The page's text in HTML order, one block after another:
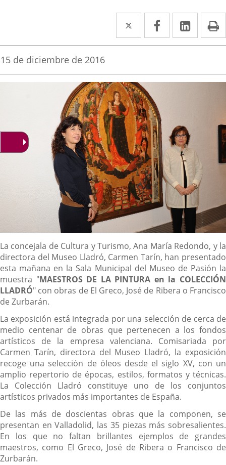
Twitter
Enlace
a
aplicación
externa.
Facebook
Enlace
a
aplicación
Enlace
a
Fecha
la
15 de diciembre de 2016
Descripción
La concejala de Cultura y Turismo, Ana María Redondo, y la
directora del Museo Lladró, Carmen Tarín, han presentado
esta mañana en la Sala Municipal del Museo de Pasión la
muestra "MAESTROS DE LA PINTURA en la COLECCIÓN
LLADRÓ" con obras de El Greco, José de Ribera o Francisco
de Zurbarán.
La exposición está integrada por una selección de cerca de
medio centenar de obras que pertenecen a los fondos
artísticos de la empresa valenciana. Comisariada por
Carmen Tarín, directora del Museo Lladró, la exposición
recoge una selección de óleos desde el siglo XV, con un
amplio repertorio de épocas, estilos, formatos y técnicas.
La Colección Lladró constituye uno de los conjuntos
artísticos privados más importantes de España.
De las más de doscientas obras que la componen, se
presentan en Valladolid, las 35 piezas más sobresalientes.
En los que no faltan brillantes ejemplos de grandes
maestros, como El Greco, José de Ribera o Francisco de
Zurbarán.